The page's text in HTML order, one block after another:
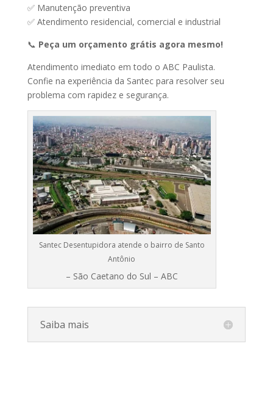
✅ Manutenção preventiva
✅ Atendimento residencial, comercial e industrial
📞 Peça um orçamento grátis agora mesmo!
Atendimento imediato emtodo o ABC Paulista.
Confie na experiência da Santec para resolver seu
problema com rapidez e segurança.
Santec Desentupidora atende o bairro de Santo
Antônio
– São Caetano do Sul – ABC
Saiba mais